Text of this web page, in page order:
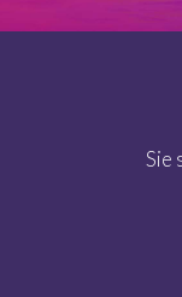
Sie